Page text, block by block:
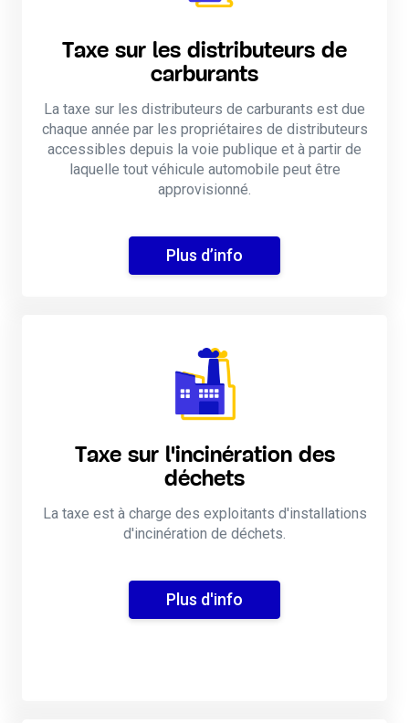
Taxe sur les distributeurs de
carburants
La taxe sur les distributeurs de carburants est due
chaque année par les propriétaires de distributeurs
accessibles depuis la voie publique et à partir de
laquelle tout véhicule automobile peut être
approvisionné.
Plus d’info
Taxe sur l'incinération des
déchets
La taxe est à charge des exploitants d'installations
d'incinération de déchets.
Plus d'info